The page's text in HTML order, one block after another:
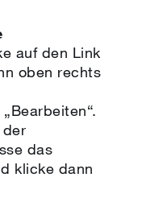
auf den Link
oben rechts
der
das
klicke dann